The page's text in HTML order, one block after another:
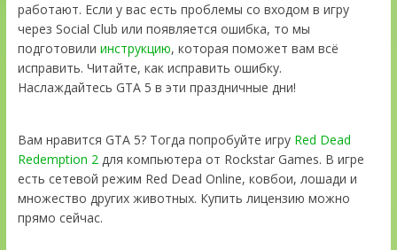
работают. Если у вас есть проблемы со входом в игру
через Social Club или появляется ошибка, то мы
подготовили инструкцию, которая поможет вам всё
исправить. Читайте, как исправить ошибку.
Наслаждайтесь GTA 5 в эти праздничные дни!
Вам нравится GTA 5? Тогда попробуйте игру Red Dead
Redemption 2для компьютера от Rockstar Games. В игре
есть сетевой режим Red Dead Online, ковбои, лошади и
множество других животных. Купить лицензию можно
прямо сейчас.